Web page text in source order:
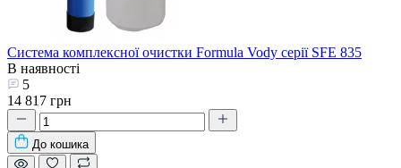
Система комплексної очистки Formula Vody серії SFE 835
В наявності
5
14 817 грн
До кошика